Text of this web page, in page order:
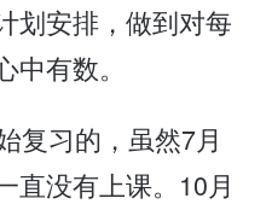
划安排，做到对每
有数。
复习的，虽然7月
直没有上课。10月